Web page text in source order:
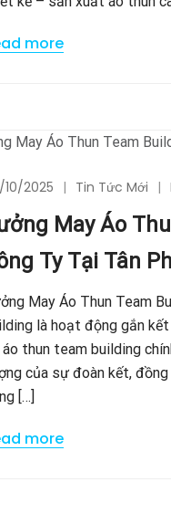
more
2025 Tin Tức Mới
May Áo
Ty Tại Tân
May Áo Thun Team
là hoạt động gắn
áo thun team building
của sự đoàn kết, đồng
[…]
more